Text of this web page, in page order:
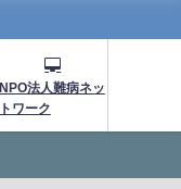
NPO法人難病ネッ
トワーク